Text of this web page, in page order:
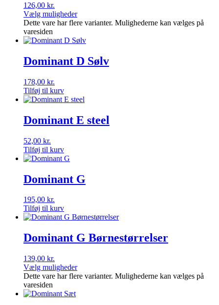
126,00 kr.
Vælg muligheder
Dette vare har flere varianter. Mulighederne kan vælges på
varesiden
Dominant D Sølv
178,00 kr.
Tilføj til kurv
Dominant E steel
52,00 kr.
Tilføj til kurv
Dominant G
195,00 kr.
Tilføj til kurv
Dominant G Børnestørrelser
139,00 kr.
Vælg muligheder
Dette vare har flere varianter. Mulighederne kan vælges på
varesiden